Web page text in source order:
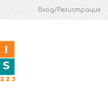
Вход/Регистрация